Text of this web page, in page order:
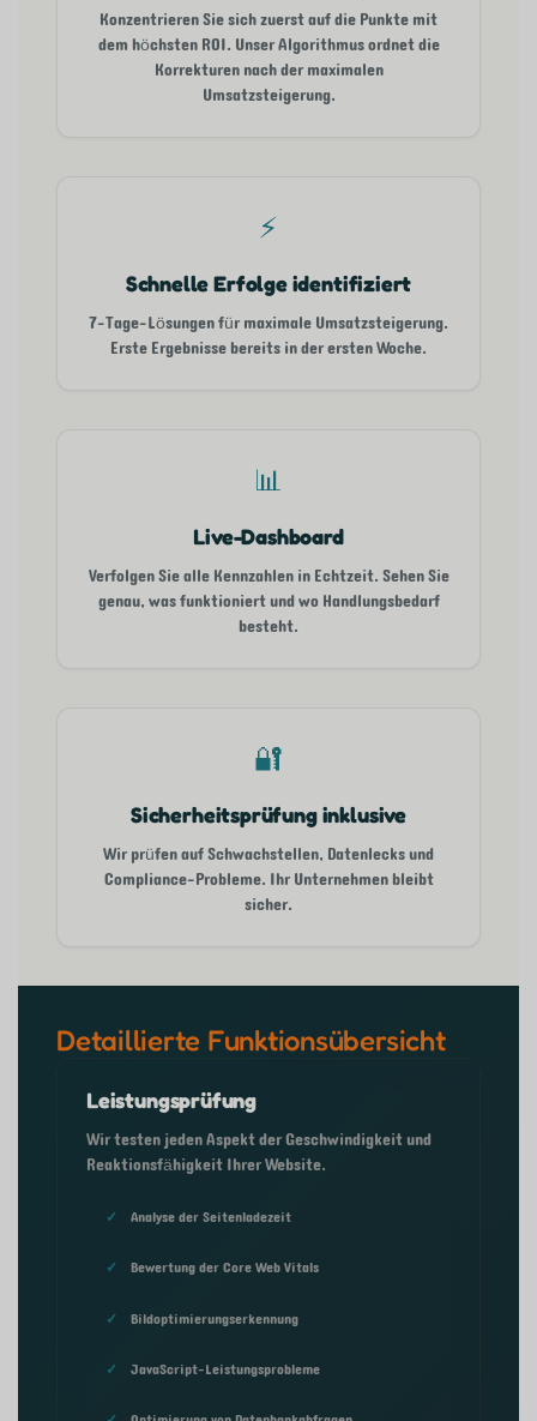
Konzentrieren Sie sich zuerst auf die Punkte mit
dem höchsten ROI. Unser Algorithmus ordnet die
Korrekturen nach der maximalen
Umsatzsteigerung.
⚡
Schnelle Erfolge identifiziert
7-Tage-Lösungen für maximale Umsatzsteigerung.
Erste Ergebnisse bereits in der ersten Woche.
📊
Live-Dashboard
Verfolgen Sie alle Kennzahlen in Echtzeit. Sehen Sie
genau, was funktioniert und wo Handlungsbedarf
besteht.
🔐
Sicherheitsprüfung inklusive
Wir prüfen auf Schwachstellen, Datenlecks und
Compliance-Probleme. Ihr Unternehmen bleibt
sicher.
Detaillierte Funktionsübersicht
Leistungsprüfung
Wir testen jeden Aspekt der Geschwindigkeit und
Reaktionsfähigkeit Ihrer Website.
Analyse der Seitenladezeit
Bewertung der Core Web Vitals
Bildoptimierungserkennung
JavaScript-Leistungsprobleme